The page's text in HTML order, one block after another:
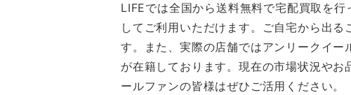
LIFEでは全国から送料無料で宅配買取を
してご利用いただけます。ご自宅から出
す。また、実際の店舗ではアンリークイ
が在籍しております。現在の市場状況や
ールファンの皆様はぜひご活用ください。